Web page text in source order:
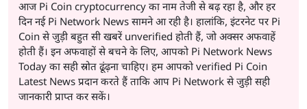
आज Pi Coin cryptocurrency का नाम तेजी से बढ़ रहा है, और हर
दिन नई Pi Network News सामने आ रही है। हालांकि, इंटरनेट पर Pi
Coin से जुड़ी बहुत सी खबरें unverified होती हैं, जो अक्सर अफवाहें
होती हैं। इन अफवाहों से बचने के लिए, आपको Pi Network News
Today का सही स्रोत ढूंढ़ना चाहिए। हम आपको verified Pi Coin
Latest News प्रदान करते हैं ताकि आप Pi Network से जुड़ी सही
जानकारी प्राप्त कर सकें।